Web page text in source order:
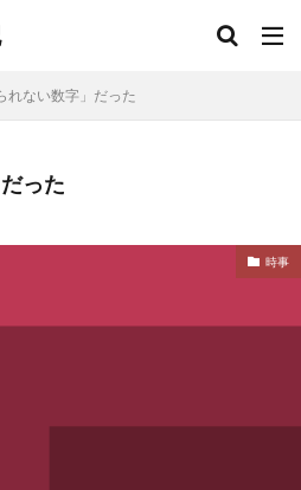
れない数字」だった
った
時事